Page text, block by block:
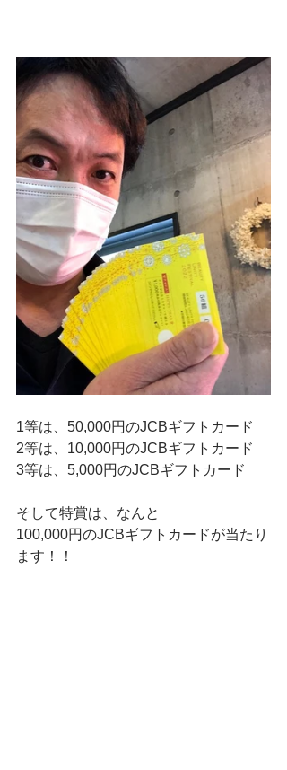
1等は、50,000円のJCBギフトカード
2等は、10,000円のJCBギフトカード
3等は、5,000円のJCBギフトカード
そして特賞は、なんと
100,000円のJCBギフトカードが当たり
ます！！